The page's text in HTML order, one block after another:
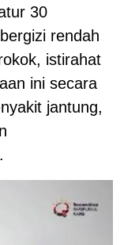
30
rendah
istirahat
ini secara
jantung,